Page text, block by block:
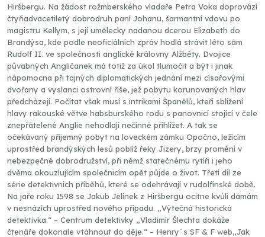
Hiršbergu. Na žádost rožmberského vladaře Petra Voka doprovází
čtyřiadvacetiletý dobrodruh paní Johanu, šarmantní vdovu po
magistru Kellym, s její umělecky nadanou dcerou Elizabeth do
Brandýsa, kde podle neoficiálních zpráv hodlá strávit léto sám
Rudolf II. ve společnosti anglické královny Alžběty. Dvojice
půvabných Angličanek má totiž za úkol tlumočit a být i jinak
nápomocna při tajných diplomatických jednání mezi císařovými
dvořany a vyslanci ostrovní říše, jež pobytu korunovaných hlav
předcházejí. Počítat však musí s intrikami Španělů, kteří sblížení
hlavy rakouské větve habsburského rodu s panovnicí stojící v čele
znepřátelené Anglie nehodlají nečinně přihlížet. A tak se
očekávaný příjemný pobyt na loveckém zámku Opočno, ležícím
uprostřed brandýských lesů poblíž řeky Jizery, brzy promění v
nebezpečné dobrodružství, při němž statečnému rytíři i jeho
dvěma okouzlujícím společnicím opět půjde o život. Třetí díl ze
série detektivních příběhů, které se odehrávají v rudolfínské době.
Na jaře roku 1598 se Jakub Jelínek z Hiršbergu ocitne kvůli dámám
v nesnázích uprostřed nového případu. „Výtečná historická
detektivka.“ – Centrum detektivky „Vladimír Šlechta dokáže
čtenáře dokonale vtáhnout do děje.“ – Henry´s SF & F web„Jak